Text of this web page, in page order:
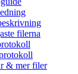
filerna
& mer filer